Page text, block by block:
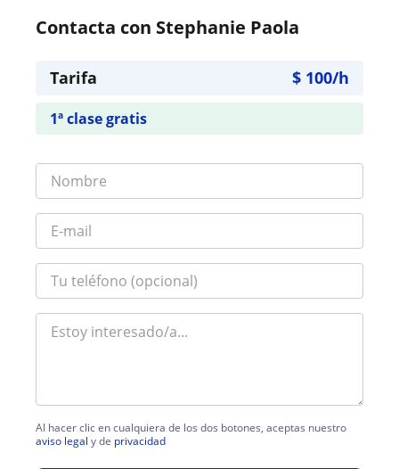
Contacta con Stephanie Paola
Tarifa $ 100/h
1ª clase gratis
Al hacer clic en cualquiera de los dos botones, aceptas nuestro
aviso legal y de privacidad